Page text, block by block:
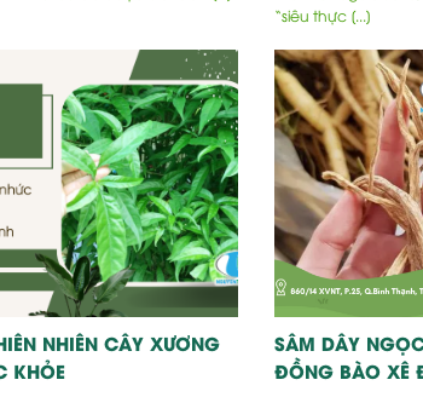
“siêu thực [...]
NHIÊN CÂY XƯƠNG
KHỎE
SÂM DÂY
ĐỒNG BÀO XÊ